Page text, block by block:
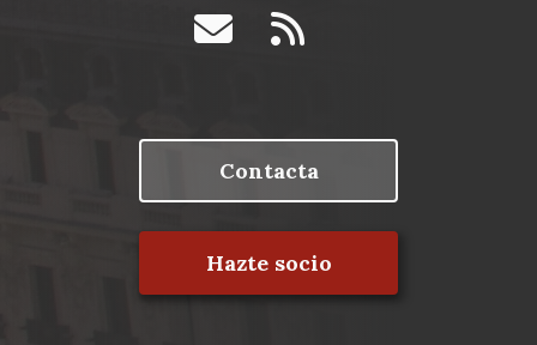
Contacta
Hazte socio